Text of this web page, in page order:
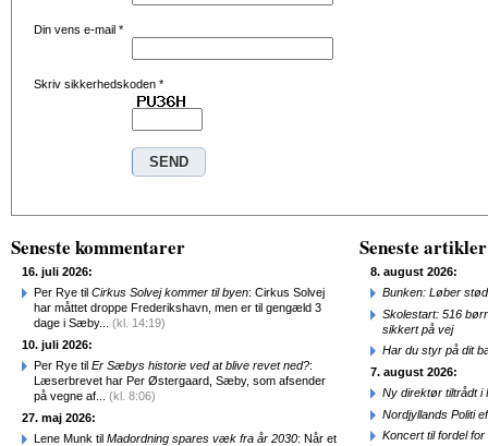
Din vens e-mail *
Skriv sikkerhedskoden *
Seneste kommentarer
16. juli 2026:
Per Rye til Cirkus Solvej kommer til byen: Cirkus Solvej
har måttet droppe Frederikshavn, men er til gengæld 3
dage i Sæby... (kl. 14:19)
10. juli 2026:
Per Rye til Er Sæbys historie ved at blive revet ned?:
Læserbrevet har Per Østergaard, Sæby, som afsender
på vegne af... (kl. 8:06)
27. maj 2026:
Lene Munk til Madordning spares væk fra år 2030: Når et
Seneste artikler
8. august 2026:
Bunken: Løber
Skolestart: 516
sikkert på vej
Har du styr på dit
7. august 2026:
Ny direktør tiltrådt i
Nordjyllands Politi
Koncert til fordel